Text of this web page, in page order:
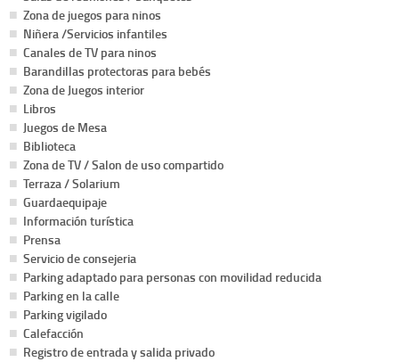
Zona de juegos para ninos
Niñera /Servicios infantiles
Canales de TV para ninos
Barandillas protectoras para bebés
Zona de Juegos interior
Libros
Juegos de Mesa
Biblioteca
Zona de TV / Salon de uso compartido
Terraza / Solarium
Guardaequipaje
Información turística
Prensa
Servicio de consejeria
Parking adaptado para personas con movilidad reducida
Parking en la calle
Parking vigilado
Calefacción
Registro de entrada y salida privado